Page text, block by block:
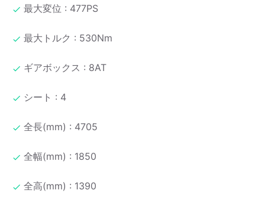
最大変位 : 477PS
最大トルク : 530Nm
ギアボックス : 8AT
シート : 4
全長(mm) : 4705
全幅(mm) : 1850
全高(mm) : 1390